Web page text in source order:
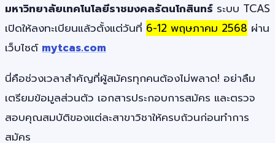
มหาวิทยาลัยเทคโนโลยีราชมงคลรัตนโกสินทร์ ระบบ TCAS
เปิดให้ลงทะเบียนแล้วตั้งแต่วันที่ 6-12 พฤษภาคม 2568 ผ่าน
เว็บไซต์ mytcas.com
นี่คือช่วงเวลาสำคัญที่ผู้สมัครทุกคนต้องไม่พลาด! อย่าลืม
เตรียมข้อมูลส่วนตัว เอกสารประกอบการสมัคร และตรวจ
สอบคุณสมบัติของแต่ละสาขาวิชาให้ครบถ้วนก่อนทำการ
สมัคร